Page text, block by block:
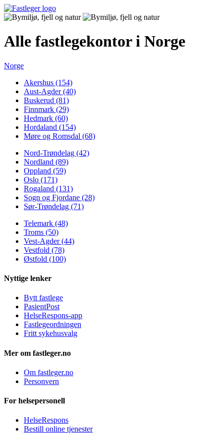
Alle fastlegekontor i Norge
Norge
Akershus (154)
Aust-Agder (40)
Buskerud (81)
Finnmark (29)
Hedmark (60)
Hordaland (154)
Møre og Romsdal (68)
Nord-Trøndelag (42)
Nordland (89)
Oppland (59)
Oslo (171)
Rogaland (131)
Sogn og Fjordane (28)
Sør-Trøndelag (71)
Telemark (48)
Troms (50)
Vest-Agder (44)
Vestfold (78)
Østfold (100)
Nyttige lenker
Bytt fastlege
PasientPost
HelseRespons-app
Fastlegeordningen
Fritt sykehusvalg
Mer om fastleger.no
Om fastleger.no
Personvern
For helsepersonell
HelseRespons
Bestill online tjenester